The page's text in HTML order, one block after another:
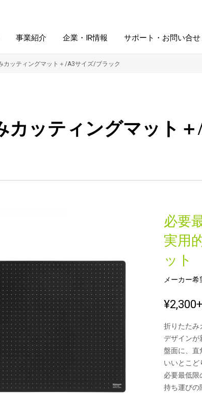
ファイル・
ホルダー用品
新製品一覧
学校ソリューション
事業紹介 企業・IR情報
沿革
サポート・お問い合せ
カッティングマット＋/A3サイズ/ブラック
カッティングマット
必要
実用
ット
メーカー
¥2,300
折りたたみ
デザインが
盤面に、直
いいとこど
必要最低限
持ち運びの